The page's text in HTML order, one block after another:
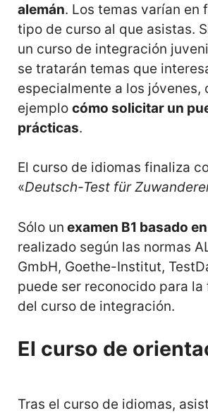
alemán. Los temas varían en
tipo de curso al que asistas.
un curso de integración
se tratarán temas que
especialmente a los jóvenes,
ejemplo cómo solicitar un
prácticas.
El curso de idiomas finaliza
«Deutsch-Test für
Sólo un examen B1 basado
realizado según las normas
GmbH, Goethe-Institut,
puede ser reconocido para
del curso de integración.
El curso de
Tras el curso de idiomas,